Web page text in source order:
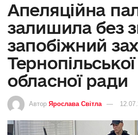
Апеляційна
залишила без
запобіжний
Тернопільської
обласної ради
Автор Ярослава Світла